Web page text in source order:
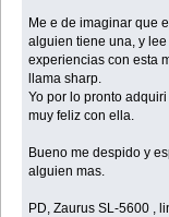
Me e de imaginar que
alguien tiene una, y
experiencias con esta
llama sharp.
Yo por lo pronto
muy feliz con ella.
Bueno me despido y
alguien mas.
PD, Zaurus SL-5600 ,